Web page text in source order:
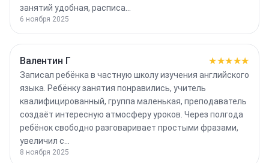
занятий удобная, расписа…
6 ноября 2025
Валентин Г ★★★★★
Записал ребёнка в частную школу изучения английского
языка. Ребёнку занятия понравились, учитель
квалифицированный, группа маленькая, преподаватель
создаёт интересную атмосферу уроков. Через полгода
ребёнок свободно разговаривает простыми фразами,
увеличил с…
8 ноября 2025